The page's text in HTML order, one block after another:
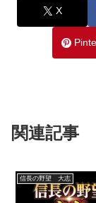
X
関連記事
信長の野望 大志